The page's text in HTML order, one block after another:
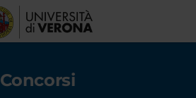
Concorsi